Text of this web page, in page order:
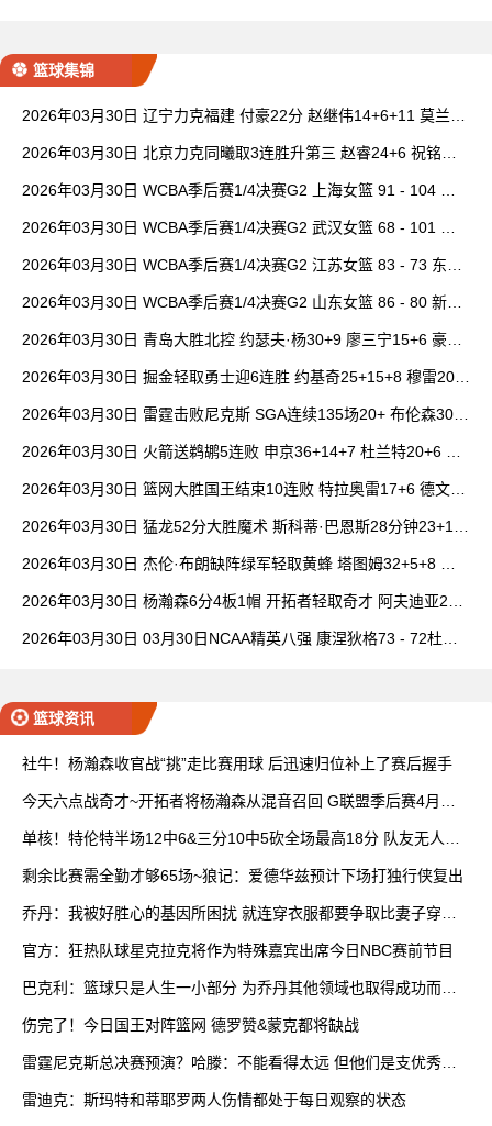
篮球集锦
2026年03月30日 辽宁力克福建 付豪22分 赵继伟14+6+11 莫兰德
2026年03月30日 北京力克同曦取3连胜升第三 赵睿24+6 祝铭震1
2026年03月30日 WCBA季后赛1/4决赛G2 上海女篮 91 - 104 四
2026年03月30日 WCBA季后赛1/4决赛G2 武汉女篮 68 - 101 山
2026年03月30日 WCBA季后赛1/4决赛G2 江苏女篮 83 - 73 东莞
2026年03月30日 WCBA季后赛1/4决赛G2 山东女篮 86 - 80 新疆
2026年03月30日 青岛大胜北控 约瑟夫·杨30+9 廖三宁15+6 豪斯
2026年03月30日 掘金轻取勇士迎6连胜 约基奇25+15+8 穆雷20+
2026年03月30日 雷霆击败尼克斯 SGA连续135场20+ 布伦森30分
2026年03月30日 火箭送鹈鹕5连败 申京36+14+7 杜兰特20+6 锡
2026年03月30日 篮网大胜国王结束10连败 特拉奥雷17+6 德文·
2026年03月30日 猛龙52分大胜魔术 斯科蒂·巴恩斯28分钟23+15
2026年03月30日 杰伦·布朗缺阵绿军轻取黄蜂 塔图姆32+5+8 普
2026年03月30日 杨瀚森6分4板1帽 开拓者轻取奇才 阿夫迪亚20+
2026年03月30日 03月30日NCAA精英八强 康涅狄格73 - 72杜克
篮球资讯
社牛！杨瀚森收官战“挑”走比赛用球 后迅速归位补上了赛后握手
今天六点战奇才~开拓者将杨瀚森从混音召回 G联盟季后赛4月开
单核！特伦特半场12中6&三分10中5砍全场最高18分 队友无人上
剩余比赛需全勤才够65场~狼记：爱德华兹预计下场打独行侠复出
乔丹：我被好胜心的基因所困扰 就连穿衣服都要争取比妻子穿得
官方：狂热队球星克拉克将作为特殊嘉宾出席今日NBC赛前节目
巴克利：篮球只是人生一小部分 为乔丹其他领域也取得成功而自
伤完了！今日国王对阵篮网 德罗赞&蒙克都将缺战
雷霆尼克斯总决赛预演？哈滕：不能看得太远 但他们是支优秀球
雷迪克：斯玛特和蒂耶罗两人伤情都处于每日观察的状态